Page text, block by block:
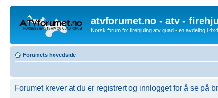
atvforumet.no - atv -
Norsk forum for firehjuling atv quad - en avdeling i
Forumets hovedside
Forumet krever at du er registrert og innlogget for å se på